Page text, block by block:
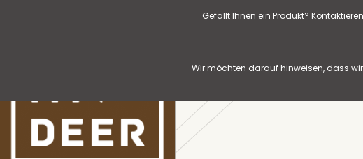
Gefällt Ihnen ein Produkt?
Wir möchten darauf hinweisen, dass